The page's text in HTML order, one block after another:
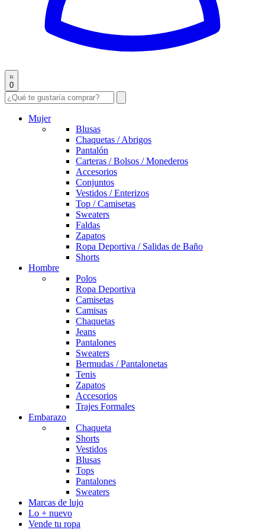
0
Mujer
Blusas
Chaquetas / Abrigos
Pantalón
Carteras / Bolsos / Monederos
Accesorios
Conjuntos
Vestidos / Enterizos
Top / Camisetas
Sweaters
Faldas
Zapatos
Ropa Deportiva / Salidas de Baño
Shorts
Hombre
Polos
Ropa Deportiva
Camisetas
Camisas
Chaquetas
Jeans
Pantalones
Sweaters
Bermudas / Pantalonetas
Tenis
Zapatos
Accesorios
Trajes Formales
Embarazo
Chaqueta
Shorts
Vestidos
Blusas
Tops
Pantalones
Sweaters
Marcas de lujo
Lo + nuevo
Vende tu ropa